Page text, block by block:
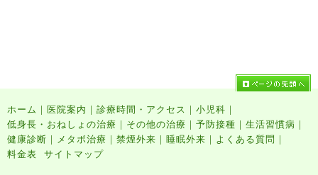
ホーム | 医院案内 | 診療時間・アクセス | 小児科 |
低身長・おねしょの治療 | その他の治療 | 予防接種 | 生活習慣病 |
健康診断 | メタボ治療 | 禁煙外来 | 睡眠外来 | よくある質問 |
料金表 サイトマップ